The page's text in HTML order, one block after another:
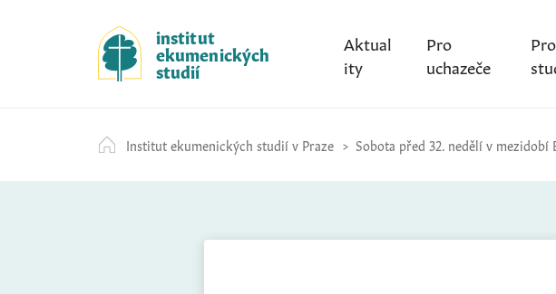
k
i
p
t
c
o
institut
ekumenických
studií
Aktual
ity
Pro
uchazeče
Pro
Institut ekumenických studií v Praze Sobota před 32. nedělí v mezidobí